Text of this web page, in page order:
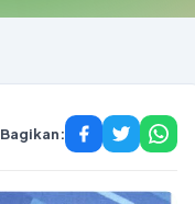
Bagikan: